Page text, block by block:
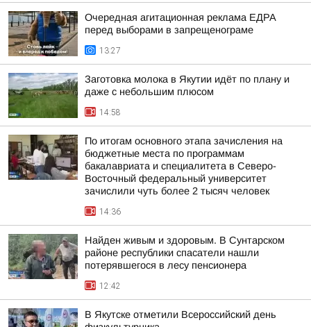
Очередная агитационная реклама ЕДРА
перед выборами в запрещенограме
13:27
Заготовка молока в Якутии идёт по плану и
даже с небольшим плюсом
14:58
По итогам основного этапа зачисления на
бюджетные места по программам
бакалавриата и специалитета в Северо-
Восточный федеральный университет
зачислили чуть более 2 тысяч человек
14:36
Найден живым и здоровым. В Сунтарском
районе республики спасатели нашли
потерявшегося в лесу пенсионера
12:42
В Якутске отметили Всероссийский день